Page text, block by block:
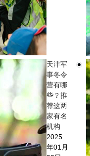
天津军
事冬令
营有哪
些？推
荐这两
家有名
机构
2025
年01月